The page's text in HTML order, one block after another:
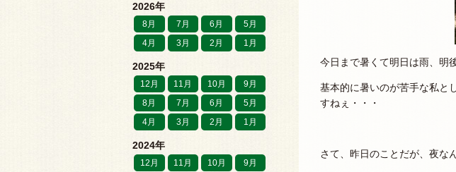
今日まで暑くて明日は雨、明
基本的に暑いのが苦手な私と
すねぇ・・・
さて、昨日のことだが、夜な
2026年
8月 7月 6月
5月
4月
3月 2月 1月
2025年
12月 11月 10月
9月
8月
7月 6月
5月
4月
3月 2月 1月
2024年
12月 11月 10月
9月